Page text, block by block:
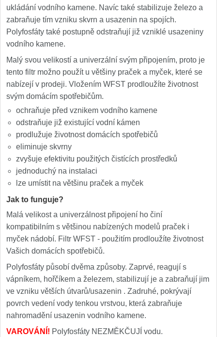
ukládání vodního kamene. Navíc také stabilizuje železo a
zabraňuje tím vzniku skvrn a usazenin na spojích.
Polyfosfáty také postupně odstraňují již vzniklé usazeniny
vodního kamene.
Malý svou velikostí a univerzální svým připojením, proto je
tento filtr možno použít u většiny praček a myček, které se
nabízejí v prodeji. Vložením WFST prodloužíte životnost
svým domácím spotřebičům.
ochraňuje před vznikem vodního kamene
odstraňuje již existující vodní kámen
prodlužuje životnost domácích spotřebičů
eliminuje skvrny
zvyšuje efektivitu použitých čistících prostředků
jednoduchý na instalaci
lze umístit na většinu praček a myček
Jak to funguje?
Malá velikost a univerzálnost připojení ho činí
kompatibilním s většinou nabízených modelů praček i
myček nádobí. Filtr WFST - použitím prodloužíte životnost
Vašich domácích spotřebičů.
Polyfosfáty působí dvěma způsoby. Zaprvé, reagují s
vápníkem, hořčíkem a železem, stabilizují je a zabraňují jim
ve vzniku větších útvarů/usazenin . Zadruhé, pokrývají
povrch vedení vody tenkou vrstvou, která zabraňuje
nahromadění usazenin vodního kamene.
VAROVÁNÍ! Polyfosfáty NEZMĚKČUJÍ vodu.